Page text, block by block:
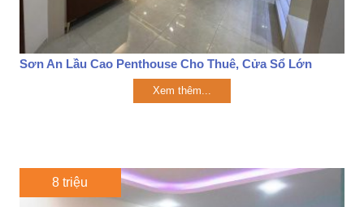
Sơn An Lầu Cao Penthouse Cho Thuê, Cửa Sổ Lớn
Xem thêm...
8 triệu